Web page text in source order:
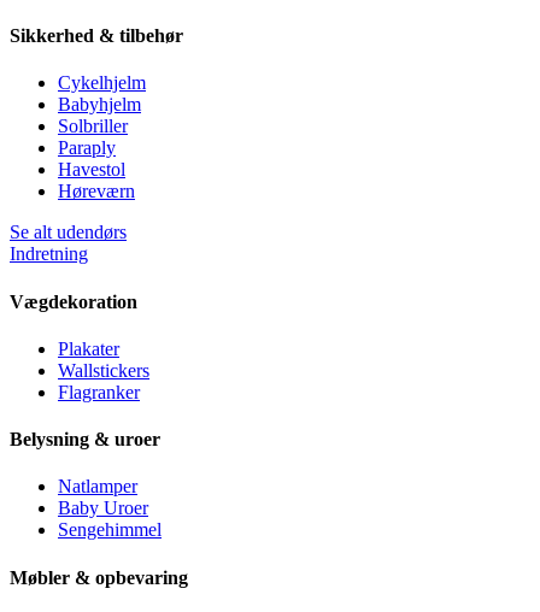
Sikkerhed & tilbehør
Cykelhjelm
Babyhjelm
Solbriller
Paraply
Havestol
Høreværn
Se alt udendørs
Indretning
Vægdekoration
Plakater
Wallstickers
Flagranker
Belysning & uroer
Natlamper
Baby Uroer
Sengehimmel
Møbler & opbevaring